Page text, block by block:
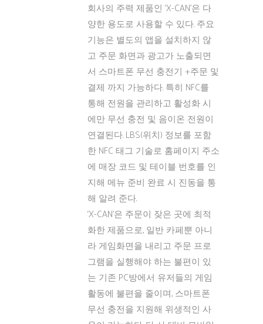
회사의 주력 제품인 ‘X-CAN’은 다
양한 용도로 사용할 수 있다. 주요
기능은 별도의 앱을 설치하지 않
고 주문 화면과 광고가 노출되면
서 스마트폰 무선 충전기 +주문 및
결제 까지 가능하다. 특히 NFC를
통해 전원을 관리하고 활성화 시
에만 무선 충전 및 음이온 전원이
연결된다. LBS(위치) 정보를 포함
한 NFC 태그 기술로 홈페이지 주소
에 매장 코드 및 테이블 번호를 인
지해 메뉴 준비 완료 시 진동을 통
해 알려 준다.
‘X-CAN’은 주문이 잦은 곳에 최적
화한 제품으로, 일반 카페뿐 아니
라 게임화면을 내리고 주문 프로
그램을 실행해야 하는 불편이 있
는 기존 PC방에서 유저들의 게임
활동에 불편을 줄이며, 스마트폰
무선 충전을 지원해 위생적인 사